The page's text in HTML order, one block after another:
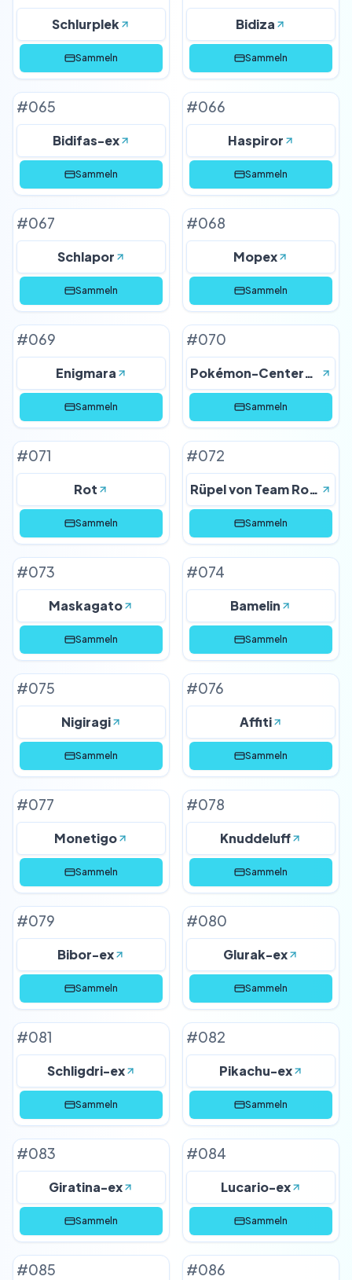
Schlurplek
Sammeln
Bidiza
Sammeln
#065
Bidifas-ex
Sammeln
#066
Haspiror
Sammeln
#067
Schlapor
Sammeln
#068
Mopex
Sammeln
#069
Enigmara
Sammeln
#070
Pokémon-Center-Dame
Sammeln
#071
Rot
Sammeln
#072
Rüpel von Team Rocket
Sammeln
#073
Maskagato
Sammeln
#074
Bamelin
Sammeln
#075
Nigiragi
Sammeln
#076
Affiti
Sammeln
#077
Monetigo
Sammeln
#078
Knuddeluff
Sammeln
#079
Bibor-ex
Sammeln
#080
Glurak-ex
Sammeln
#081
Schligdri-ex
Sammeln
#082
Pikachu-ex
Sammeln
#083
Giratina-ex
Sammeln
#084
Lucario-ex
Sammeln
#085 #086